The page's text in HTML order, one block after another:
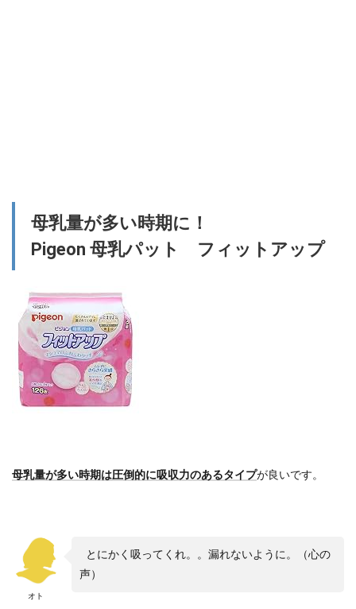
母乳量が多い時期に！
Pigeon 母乳パット フィットアップ
母乳量が多い時期は圧倒的に吸収力のあるタイプが良いです。
オト
とにかく吸ってくれ。。漏れないように。（心の
声）